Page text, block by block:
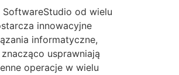
SoftwareStudio od wielu
innowacyjne
informatyczne,
usprawniają
operacje w wielu